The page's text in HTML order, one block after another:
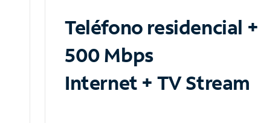
Teléfono residencial +
500 Mbps
Internet + TV Stream